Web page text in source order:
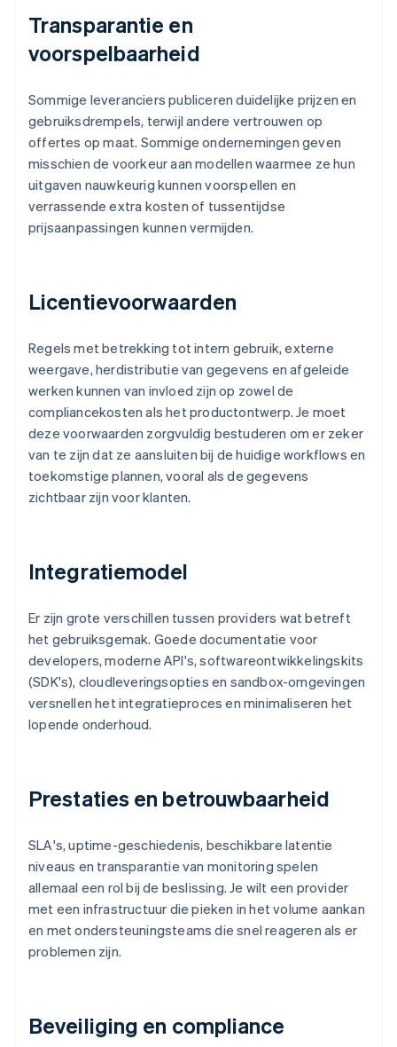
Transparantie en
voorspelbaarheid
Sommige leveranciers publiceren duidelijke prijzen en
gebruiksdrempels, terwijl andere vertrouwen op
offertes op maat. Sommige ondernemingen geven
misschien de voorkeur aan modellen waarmee ze hun
uitgaven nauwkeurig kunnen voorspellen en
verrassende extra kosten of tussentijdse
prijsaanpassingen kunnen vermijden.
Licentievoorwaarden
Regels met betrekking tot intern gebruik, externe
weergave, herdistributie van gegevens en afgeleide
werken kunnen van invloed zijn op zowel de
compliancekosten als het productontwerp. Je moet
deze voorwaarden zorgvuldig bestuderen om er zeker
van te zijn dat ze aansluiten bij de huidige workflows en
toekomstige plannen, vooral als de gegevens
zichtbaar zijn voor klanten.
Integratiemodel
Er zijn grote verschillen tussen providers wat betreft
het gebruiksgemak. Goede documentatie voor
developers, moderne API's, softwareontwikkelingskits
(SDK's), cloudleveringsopties en sandbox-omgevingen
versnellen het integratieproces en minimaliseren het
lopende onderhoud.
Prestaties en betrouwbaarheid
SLA's, uptime-geschiedenis, beschikbare latentie
niveaus en transparantie van monitoring spelen
allemaal een rol bij de beslissing. Je wilt een provider
met een infrastructuur die pieken in het volume aankan
en met ondersteuningsteams die snel reageren als er
problemen zijn.
Beveiliging en compliance